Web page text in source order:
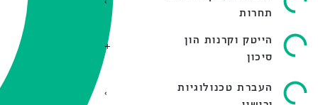
תחרות
הייטק וקרנות הון
סיכון
העברת טכנולוגיות